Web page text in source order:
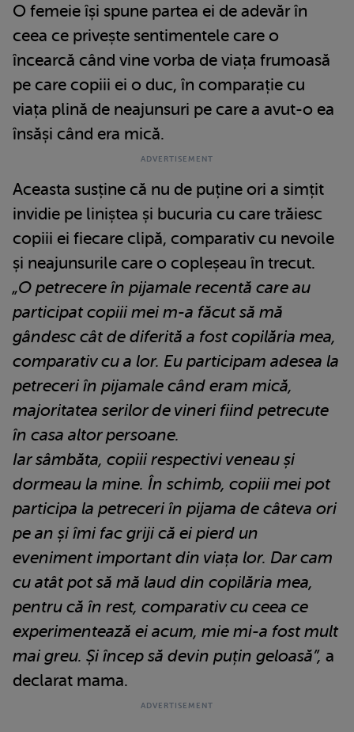
O femeie își spune partea ei de adevăr în
ceea ce privește sentimentele care o
încearcă când vine vorba de viața frumoasă
pe care copiii ei o duc, în comparație cu
viața plină de neajunsuri pe care a avut-o ea
însăși când era mică.
Aceasta susține că nu de puține ori a simțit
invidie pe liniștea și bucuria cu care trăiesc
copiii ei fiecare clipă, comparativ cu nevoile
și neajunsurile care o copleșeau în trecut.
„O petrecere în pijamale recentă care au
participat copiii mei m-a făcut să mă
gândesc cât de diferită a fost copilăria mea,
comparativ cu a lor. Eu participam adesea la
petreceri în pijamale când eram mică,
majoritatea serilor de vineri fiind petrecute
în casa altor persoane.
Iar sâmbăta, copiii respectivi veneau și
dormeau la mine. În schimb, copiii mei pot
participa la petreceri în pijama de câteva ori
pe an și îmi fac griji că ei pierd un
eveniment important din viața lor. Dar cam
cu atât pot să mă laud din copilăria mea,
pentru că în rest, comparativ cu ceea ce
experimentează ei acum, mie mi-a fost mult
mai greu. Și încep să devin puțin geloasă”, a
declarat mama.